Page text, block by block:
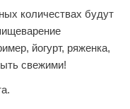
количествах будут
йогурт, ряженка,
свежими!